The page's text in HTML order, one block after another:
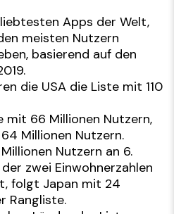
Apps der Welt,
meisten Nutzern
basierend auf den
die USA die Liste mit 110
mit 66 Millionen Nutzern,
Millionen Nutzern.
Nutzern an 6.
zwei Einwohnerzahlen
folgt Japan mit 24
Rangliste.